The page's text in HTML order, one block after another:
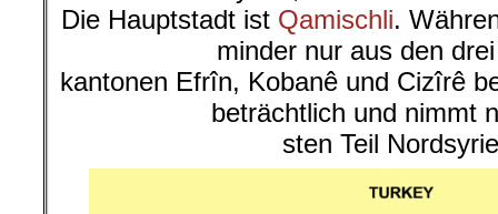
Die Hauptstadt ist Qamischli.
minder nur aus den
kantonen Efrîn, Kobanê und Cizîrê
beträchtlich und nimmt
sten Teil